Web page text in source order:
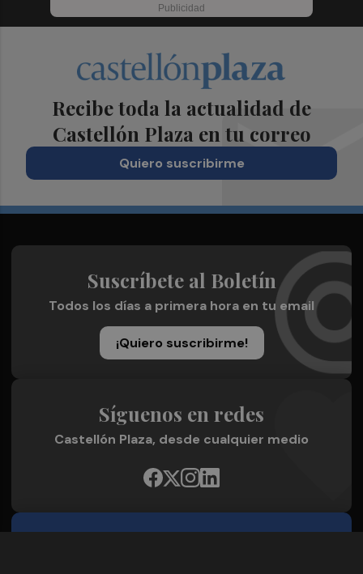
Recibe toda la actualidad de
Castellón Plaza en tu correo
Quiero suscribirme
Suscríbete al Boletín
Todos los días a primera hora en tu email
¡Quiero suscribirme!
Síguenos en redes
Castellón Plaza, desde cualquier medio